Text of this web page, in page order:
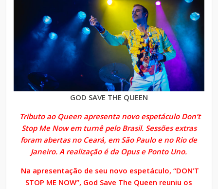
GOD SAVE THE QUEEN
Tributo ao Queen apresenta novo espetáculo Don’t
Stop Me Now em turnê pelo Brasil. Sessões extras
foram abertas no Ceará, em São Paulo e no Rio de
Janeiro. A realização é da Opus e Ponto Uno.
Na apresentação de seu novo espetáculo, “DON’T
STOP ME NOW”, God Save The Queen reuniu os